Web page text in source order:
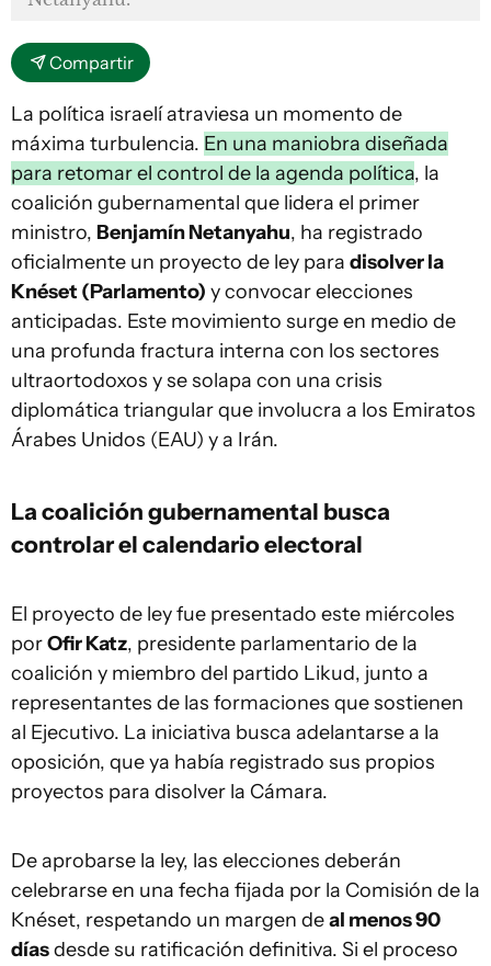
Compartir
La política israelí atraviesa un momento de
máxima turbulencia. En una maniobra diseñada
para retomar el control de la agenda política, la
coalición gubernamental que lidera el primer
ministro, Benjamín Netanyahu, ha registrado
oficialmente un proyecto de ley para disolver la
Knéset (Parlamento) y convocar elecciones
anticipadas. Este movimiento surge en medio de
una profunda fractura interna con los sectores
ultraortodoxos y se solapa con una crisis
diplomática triangular que involucra a los Emiratos
Árabes Unidos (EAU) y a Irán.
La coalición gubernamental busca
controlar el calendario electoral
El proyecto de ley fue presentado este miércoles
porOfir Katz, presidente parlamentario de la
coalición y miembro del partido Likud, junto a
representantes de las formaciones que sostienen
al Ejecutivo. La iniciativa busca adelantarse a la
oposición, que ya había registrado sus propios
proyectos para disolver la Cámara.
De aprobarse la ley, las elecciones deberán
celebrarse en una fecha fijada por la Comisión de la
Knéset, respetando un margen deal menos 90
díasdesde su ratificación definitiva. Si el proceso